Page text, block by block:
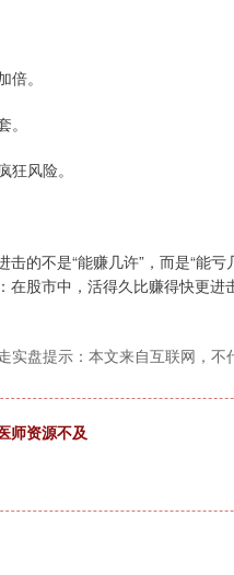
。
风险。
的不是“能赚几许”，而是“能亏
股市中，活得久比赚得快更进
实盘提示：本文来自互联网，不
师资源不及